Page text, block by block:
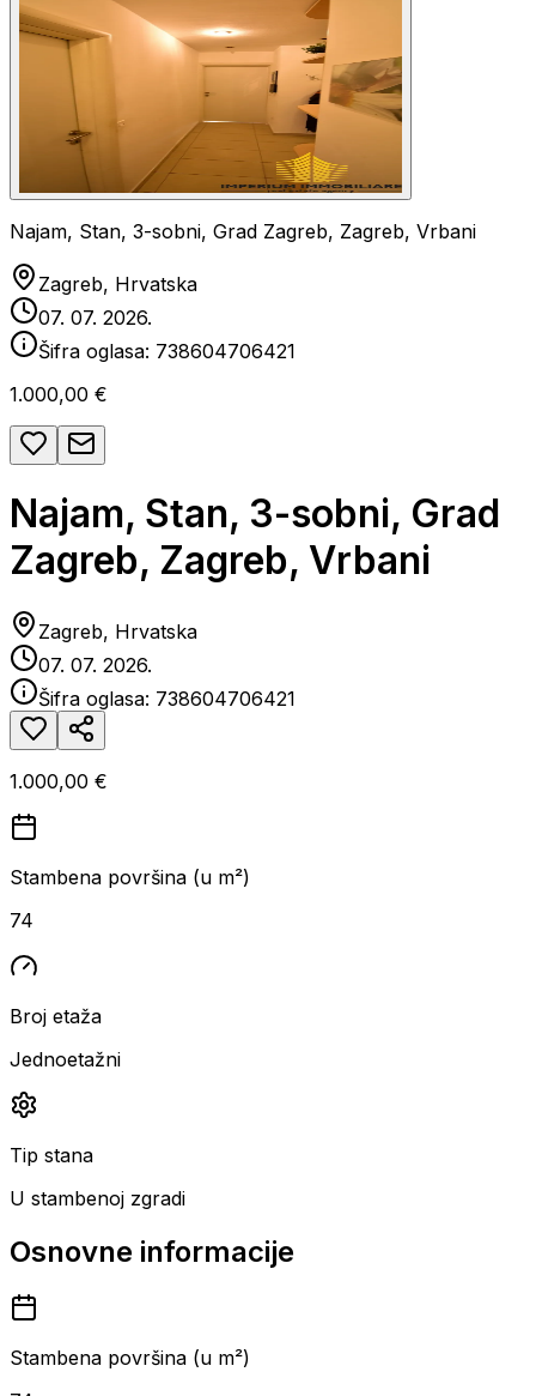
Najam, Stan, 3-sobni, Grad Zagreb, Zagreb, Vrbani
Zagreb, Hrvatska
07. 07. 2026.
Šifra oglasa: 738604706421
1.000,00 €
Najam, Stan, 3-sobni, Grad
Zagreb, Zagreb, Vrbani
Zagreb, Hrvatska
07. 07. 2026.
Šifra oglasa: 738604706421
1.000,00 €
Stambena površina (u m²)
74
Broj etaža
Jednoetažni
Tip stana
U stambenoj zgradi
Osnovne informacije
Stambena površina (u m²)